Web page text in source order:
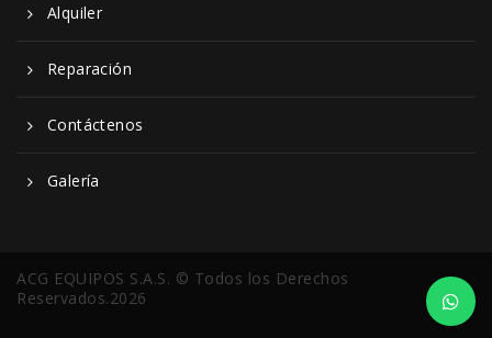
Alquiler
Reparación
Contáctenos
Galería
ACG EQUIPOS S.A.S. © Todos los Derechos
Reservados.2026